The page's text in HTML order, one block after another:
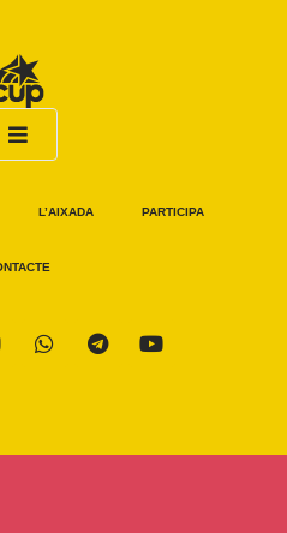
L’AIXADA PARTICIPA